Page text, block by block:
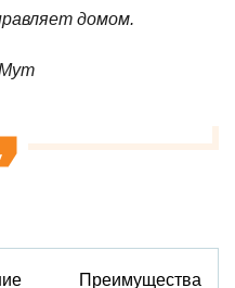
домом.
Преимущества